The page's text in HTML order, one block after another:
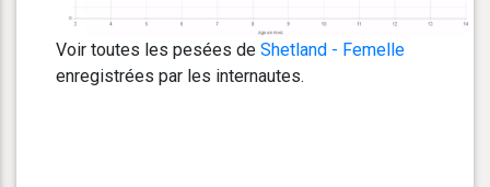
Voir toutes les pesées de Shetland - Femelle
enregistrées par les internautes.